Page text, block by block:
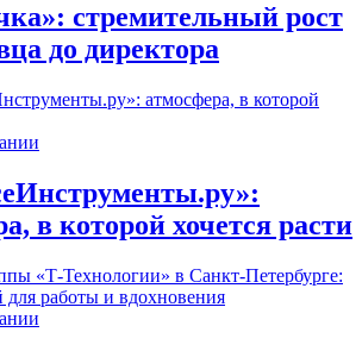
стремительный рост
до директора
в которой хочется расти